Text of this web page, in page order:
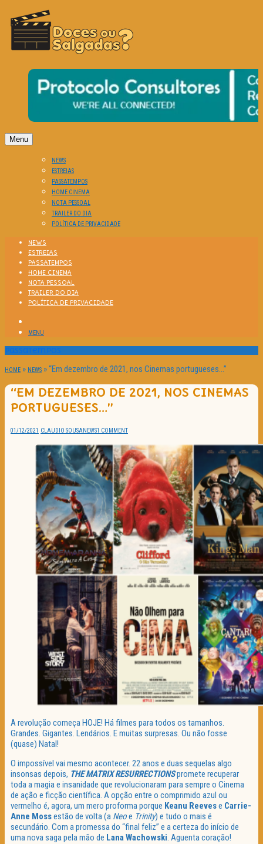
DOCES OU SALGADAS?
O Cinema? Uma Paixão!!
Menu
NEWS
ESTREIAS
PASSATEMPOS
HOME CINEMA
NOTA PESSOAL
TRAILER DO DIA
POLÍTICA DE PRIVACIDADE
NEWS
ESTREIAS
PASSATEMPOS
HOME CINEMA
NOTA PESSOAL
TRAILER DO DIA
POLÍTICA DE PRIVACIDADE
MENU
Passatempos
HOME » NEWS »“Em dezembro de 2021, nos Cinemas portugueses…”
“EM DEZEMBRO DE 2021, NOS CINEMAS
PORTUGUESES…”
01/12/2021 CLAUDIO SOUSA NEWS1 COMMENT
A revolução começa HOJE! Há filmes para todos os tamanhos.
Grandes. Gigantes. Lendários. E muitas surpresas. Ou não fosse
(quase) Natal!
O impossível vai mesmo acontecer. 22 anos e duas sequelas algo
insonsas depois, THE MATRIX RESURRECTIONSpromete recuperar
toda a magia e insanidade que revolucionaram para sempre o Cinema
de ação e ficção científica. A opção entre o comprimido azul ou
vermelho é, agora, um mero proforma porque Keanu Reevese Carrie-
Anne Mossestão de volta (a Neoe Trinity) e tudo o mais é
secundário. Com a promessa do “final feliz” e a certeza do início de
uma nova saga pela mão de Lana Wachowski. Aguenta coração!